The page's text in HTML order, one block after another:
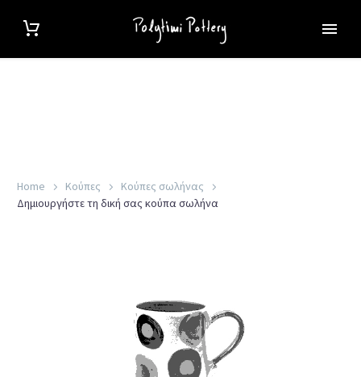
Home Κούπες
Κούπες σωλήνας
Δημιουργήστε τη δική σας κούπα σωλήνα